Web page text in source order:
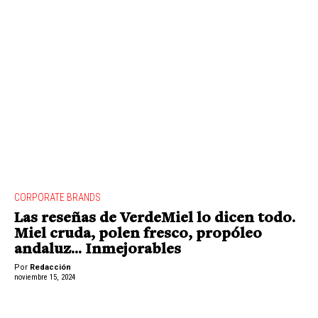
CORPORATE BRANDS
Las reseñas de VerdeMiel lo dicen todo.
Miel cruda, polen fresco, propóleo
andaluz… Inmejorables
Por Redacción
noviembre 15, 2024